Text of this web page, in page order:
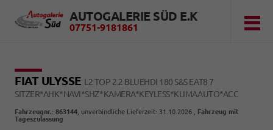
AUTOGALERIE SÜD E.K
07751-9181861
FIAT ULYSSE L2 TOP 2.2 BLUEHDI 180 S&S EAT8 7
SITZER*AHK*NAVI*SHZ*KAMERA*KEYLESS*KLIMAAUTO*ACC
Fahrzeugnr.: 863144 , unverbindliche Lieferzeit: 31.10.2026
Fahrzeug mit
Tageszulassung